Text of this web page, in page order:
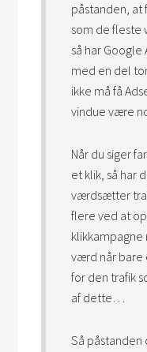
påstanden, at
som de fleste
så har
med en del
ikke må få
vindue være
Når du siger
et klik, så har
værdsætter
flere ved at
klikkampagne
værd når bare
for den trafik
af dette…
Så påstanden